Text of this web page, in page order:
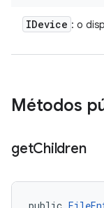
IDevice : o
Métodos
getChildren